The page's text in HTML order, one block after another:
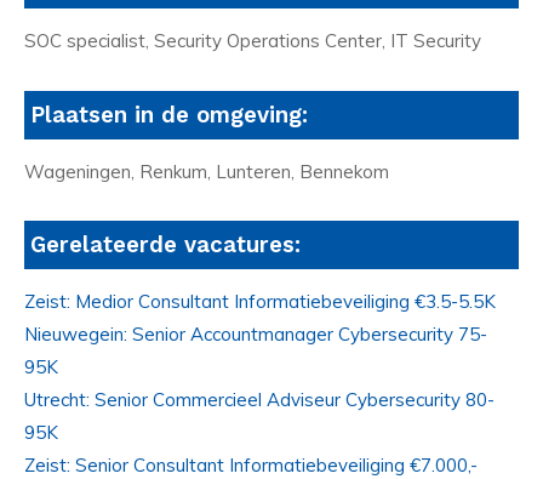
SOC specialist, Security Operations Center, IT Security
Plaatsen in de omgeving:
Wageningen, Renkum, Lunteren, Bennekom
Gerelateerde vacatures:
Zeist: Medior Consultant Informatiebeveiliging €3.5-5.5K
Nieuwegein: Senior Accountmanager Cybersecurity 75-
95K
Utrecht: Senior Commercieel Adviseur Cybersecurity 80-
95K
Zeist: Senior Consultant Informatiebeveiliging €7.000,-